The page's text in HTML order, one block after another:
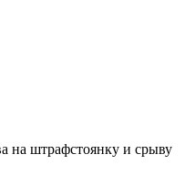
на штрафстоянку и срыву